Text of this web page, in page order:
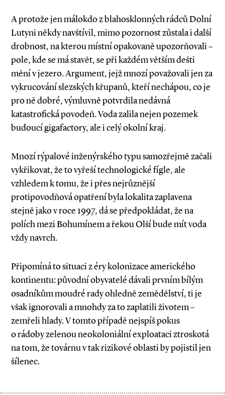
A protože jen málokdo z blahosklonných rádců Dolní
Lutyni někdy navštívil, mimo pozornost zůstala i další
drobnost, na kterou místní opakovaně upozorňovali –
pole, kde se má stavět, se při každém větším dešti
mění v jezero. Argument, jejž mnozí považovali jen za
vykrucování slezských křupanů, kteří nechápou, co je
pro ně dobré, výmluvně potvrdila nedávná
katastrofická povodeň. Voda zalila nejen pozemek
budoucí gigafactory, ale i celý okolní kraj.
Mnozí rýpalové inženýrského typu samozřejmě začali
vykřikovat, že to vyřeší technologické fígle, ale
vzhledem k tomu, že i přes nejrůznější
protipovodňová opatření byla lokalita zaplavena
stejně jako v roce 1997, dá se předpokládat, že na
polích mezi Bohumínem a řekou Olší bude mít voda
vždy navrch.
Připomíná to situaci z éry kolonizace amerického
kontinentu: původní obyvatelé dávali prvním bílým
osadníkům moudré rady ohledně zemědělství, ti je
však ignorovali a mnohdy za to zaplatili životem –
zemřeli hlady. V tomto případě nejspíš pokus
o rádoby zelenou neokoloniální exploataci ztroskotá
na tom, že továrnu v tak rizikové oblasti by pojistil jen
šílenec.